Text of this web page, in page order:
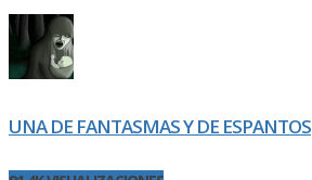
UNA DE FANTASMAS Y DE ESPANTOS